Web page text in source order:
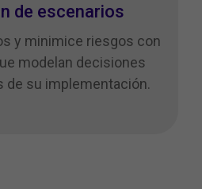
de escenarios
y minimice riesgos con
modelan decisiones
de su implementación.